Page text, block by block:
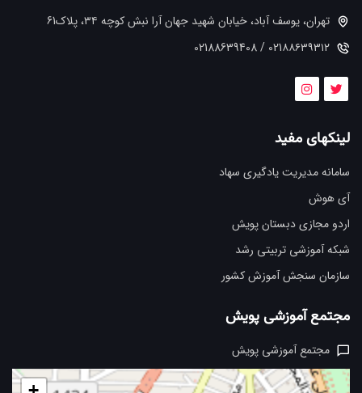
تهران، یوسف آباد، خیابان شهید جهان آرا نبش کوچه ۳۴، پلاک61
021۸۸۶۳۹۳۱۲ / 02188639408
لینکهای مفید
سامانه مدیریت یادگیری سهاد
آی هوش
اردو مجازی دبستان پویش
شبکه آموزشی تربیتی رشد
سازمان سنجش آموزش کشور
مجتمع آموزشی پویش
مجتمع آموزشی پویش